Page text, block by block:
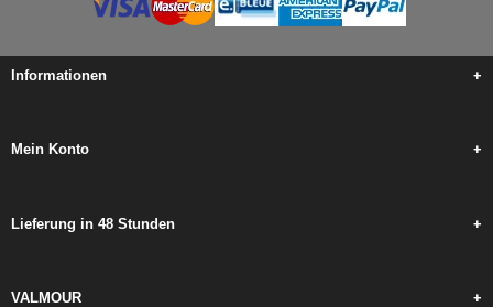
Informationen +
Mein Konto +
Lieferung in 48 Stunden +
VALMOUR +